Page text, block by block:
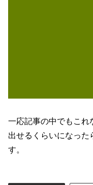
一応記事の中でもこれ
出せるくらいになった
す。